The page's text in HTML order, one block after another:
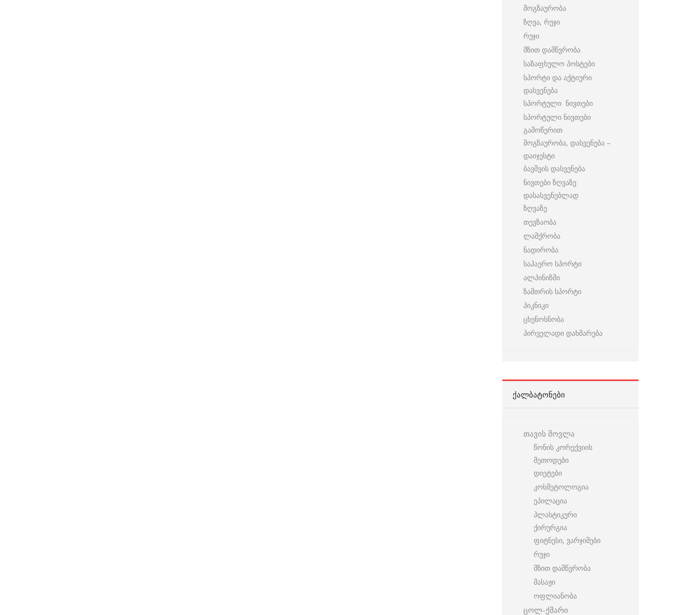
მოგზაურობა
ზღვა, რუჯი
რუჯი
მზით დამწვრობა
საზაფხულო პოსტები
სპორტი და აქტიური
დასვენება
სპორტული ნივთები
სპორტული ნივთები
გამოწერით
მოგზაურობა, დასვენება –
დაიჯესტი
ბავშვის დასვენება
ნივთები ზღვაზე
დასასვენებლად
ზღვაზე
თევზაობა
ლაშქრობა
ნადირობა
საჰაერო სპორტი
ალპინიზმი
ზამთრის სპორტი
პიკნიკი
ცხენოსნობა
პირველადი დახმარება
ᲥᲐᲚᲑᲐᲢᲝᲜᲔᲑᲘ
თავის მოვლა
წონის კორექვიის
მეთოდები
დიეტები
კოსმეტოლოგია
ეპილაცია
პლასტიკური
ქირურგია
ფიტნესი, ვარჯიშები
რუჯი
მზით დამწვრობა
მასაჟი
ოფლიანობა
ცოლ-ქმარი